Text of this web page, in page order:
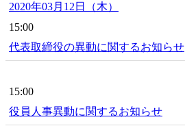
2020年03月12日（木）
15:00
代表取締役の異動に関するお知らせ
15:00
役員人事異動に関するお知らせ